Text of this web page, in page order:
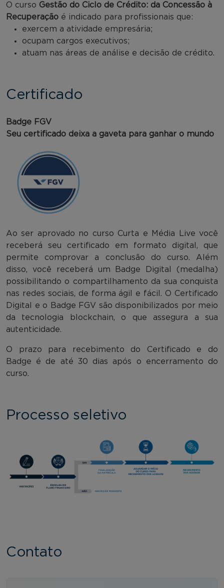
O curso Gestão do Ciclo de Crédito: da Concessão à
Recuperação é indicado para profissionais que:
exercem a atividade empresária;
ocupam cargos executivos;
atuam nas áreas de análise e decisão de crédito.
Certificado
Badge FGV
Seu certificado deixa a gaveta para ganhar o mundo
Ao ser aprovado no curso Curta e Média Live você
receberá seu certificado em formato digital, que
permite comprovar a conclusão do curso. Além
disso, você receberá um Badge Digital (medalha)
possibilitando o compartilhamento da sua conquista
nas redes sociais, de forma ágil e fácil. O Certificado
Digital e o Badge FGV são disponibilizados por meio
da tecnologia blockchain, o que assegura a sua
autenticidade.
O prazo para recebimento do Certificado e do
Badge é de até 30 dias após o encerramento do
curso.
Processo seletivo
Contato